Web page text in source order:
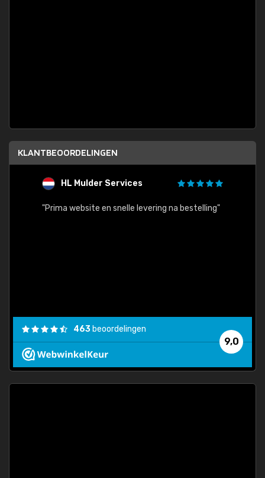
KLANTBEOORDELINGEN
HL Mulder Services
"Prima website en snelle levering na bestelling"
9,0
463 beoordelingen